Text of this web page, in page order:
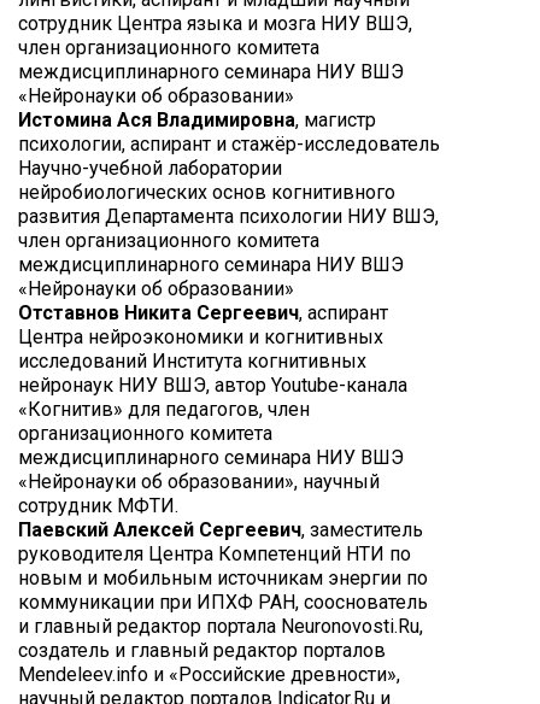
сотрудник Центра языка и мозга НИУ ВШЭ,
член организационного комитета
междисциплинарного семинара НИУ ВШЭ
«Нейронауки об образовании»
Истомина Ася Владимировна, магистр
психологии, аспирант и стажёр-исследователь
Научно-учебной лаборатории
нейробиологических основ когнитивного
развития Департамента психологии НИУ ВШЭ,
член организационного комитета
междисциплинарного семинара НИУ ВШЭ
«Нейронауки об образовании»
Отставнов Никита Сергеевич, аспирант
Центра нейроэкономики и когнитивных
исследований Института когнитивных
нейронаук НИУ ВШЭ, автор Youtube-канала
«Когнитив» для педагогов, член
организационного комитета
междисциплинарного семинара НИУ ВШЭ
«Нейронауки об образовании», научный
сотрудник МФТИ.
Паевский Алексей Сергеевич, заместитель
руководителя Центра Компетенций НТИ по
новым и мобильным источникам энергии по
коммуникации при ИПХФ РАН, сооснователь
и главный редактор портала Neuronovosti.Ru,
создатель и главный редактор порталов
Mendeleev.info и «Российские древности»,
научный редактор порталов Indicator.Ru и